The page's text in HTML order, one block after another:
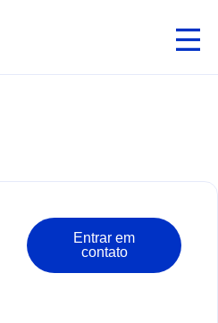
Entrar em
contato